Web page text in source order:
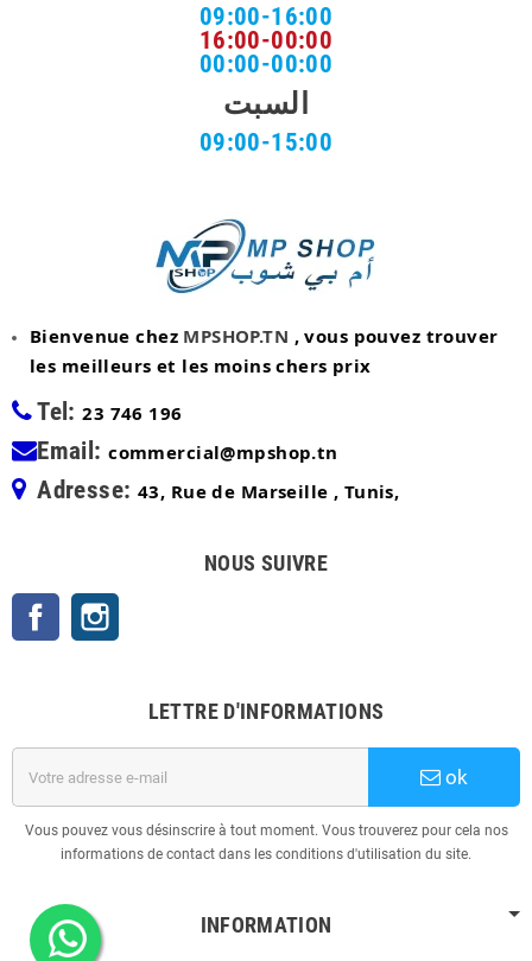
09:00-16:00
16:00-00:00
00:00-00:00
السبت
09:00-15:00
Bienvenue chez MPSHOP.TN , vous pouvez trouver
les meilleurs et les moins chers prix
Tel:23 746 196
Email:commercial@mpshop.tn
Adresse:43, Rue de Marseille , Tunis,
NOUS SUIVRE
Facebook
LETTRE D'INFORMATIONS
ok
Vous pouvez vous désinscrire à tout moment. Vous trouverez pour cela nos
informations de contact dans les conditions d'utilisation du site.
INFORMATION